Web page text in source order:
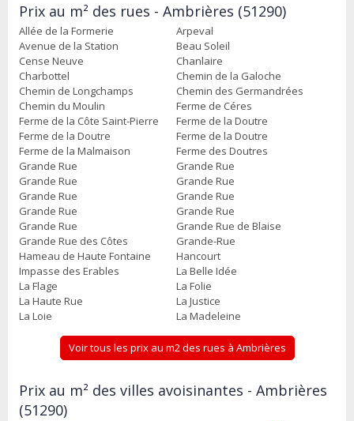
Prix au m² des rues - Ambrières (51290)
Allée de la Formerie
Arpeval
Avenue de la Station
Beau Soleil
Cense Neuve
Chanlaire
Charbottel
Chemin de la Galoche
Chemin de Longchamps
Chemin des Germandrées
Chemin du Moulin
Ferme de Céres
Ferme de la Côte Saint-Pierre
Ferme de la Doutre
Ferme de la Doutre
Ferme de la Doutre
Ferme de la Malmaison
Ferme des Doutres
Grande Rue
Grande Rue
Grande Rue
Grande Rue
Grande Rue
Grande Rue
Grande Rue
Grande Rue
Grande Rue
Grande Rue de Blaise
Grande Rue des Côtes
Grande-Rue
Hameau de Haute Fontaine
Hancourt
Impasse des Erables
La Belle Idée
La Flage
La Folie
La Haute Rue
La Justice
La Loie
La Madeleine
Voir tous les prix au m2 des rues à Ambrières
Prix au m² des villes avoisinantes - Ambrières
(51290)